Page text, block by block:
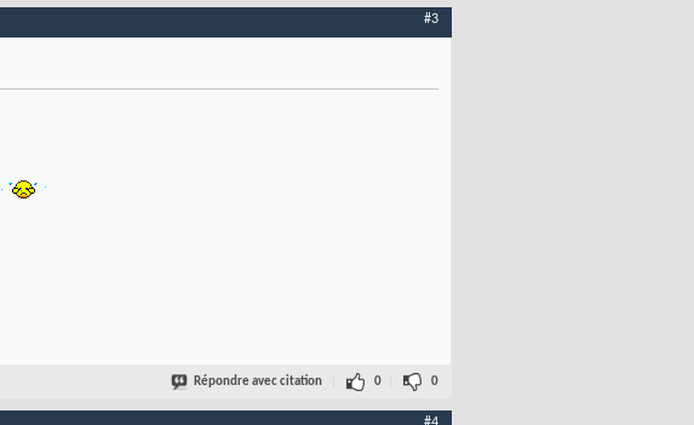
#3
Répondre avec citation 0 0